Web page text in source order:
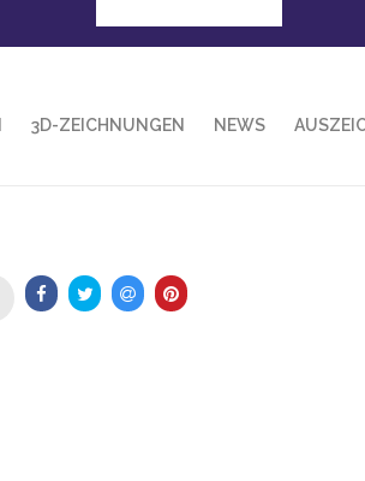
3D-ZEICHNUNGEN NEWS